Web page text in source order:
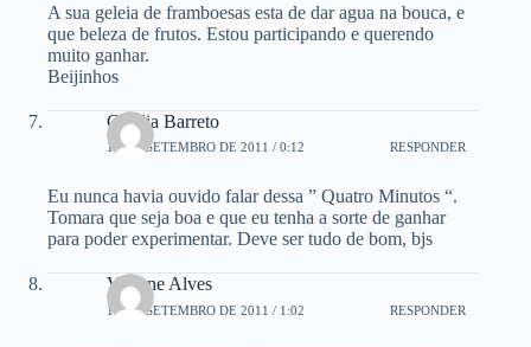
A sua geleia de framboesas esta de dar agua na bouca, e
que beleza de frutos. Estou participando e querendo
muito ganhar.
Beijinhos
Cecilia Barreto
19 DE SETEMBRO DE 2011 / 0:12 RESPONDER
Eu nunca havia ouvido falar dessa ” Quatro Minutos “.
Tomara que seja boa e que eu tenha a sorte de ganhar
para poder experimentar. Deve ser tudo de bom, bjs
Viviane Alves
19 DE SETEMBRO DE 2011 / 1:02 RESPONDER